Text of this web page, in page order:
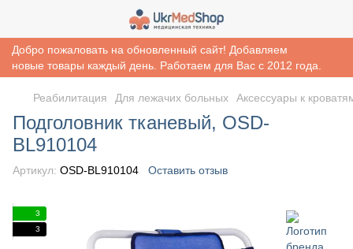
Добро пожаловать на обновленный сайт! Добавляем
новые товары каждый день. Работаем для Вас с 2012 года.
Реабилитация Для лежачих больных Аксессуары к
Подголовник тканевый, OSD-
BL910104
Артикул: OSD-BL910104 Оставить отзыв
3
3